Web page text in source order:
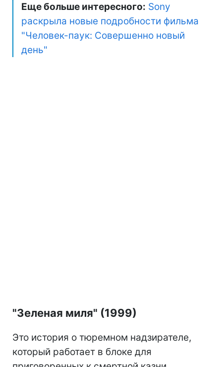
Еще больше интересного: Sony
раскрыла новые подробности фильма
"Человек-паук: Совершенно новый
день"
"Зеленая миля" (1999)
Это история о тюремном надзирателе,
который работает в блоке для